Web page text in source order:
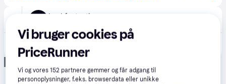
Lookfantastic
Vi bruger cookies på
PriceRunner
Vi og vores152 partnere gemmer og får adgang til
personoplysninger, f.eks. browserdata eller unikke